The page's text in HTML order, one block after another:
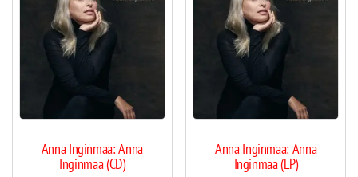
Anna Inginmaa: Anna
Inginmaa (CD)
Anna Inginmaa: Anna
Inginmaa (LP)